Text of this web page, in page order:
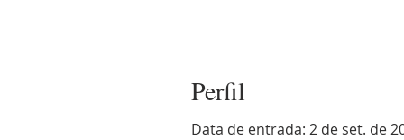
Perfil
Data de entrada: 2 de set. de